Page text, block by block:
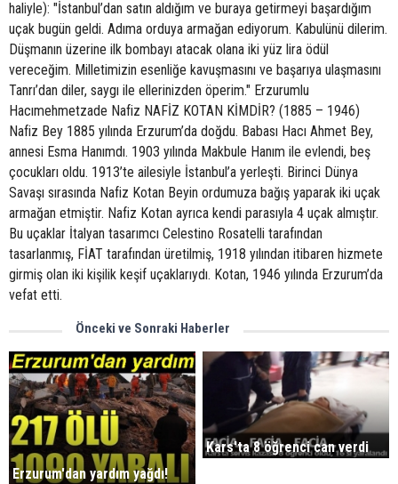
haliyle): "İstanbul’dan satın aldığım ve buraya getirmeyi başardığım
uçak bugün geldi. Adıma orduya armağan ediyorum. Kabulünü dilerim.
Düşmanın üzerine ilk bombayı atacak olana iki yüz lira ödül
vereceğim. Milletimizin esenliğe kavuşmasını ve başarıya ulaşmasını
Tanrı’dan diler, saygı ile ellerinizden öperim." Erzurumlu
Hacımehmetzade Nafiz NAFİZ KOTAN KİMDİR? (1885 – 1946)
Nafiz Bey 1885 yılında Erzurum’da doğdu. Babası Hacı Ahmet Bey,
annesi Esma Hanımdı. 1903 yılında Makbule Hanım ile evlendi, beş
çocukları oldu. 1913’te ailesiyle İstanbul’a yerleşti. Birinci Dünya
Savaşı sırasında Nafiz Kotan Beyin ordumuza bağış yaparak iki uçak
armağan etmiştir. Nafiz Kotan ayrıca kendi parasıyla 4 uçak almıştır.
Bu uçaklar İtalyan tasarımcı Celestino Rosatelli tarafından
tasarlanmış, FİAT tarafından üretilmiş, 1918 yılından itibaren hizmete
girmiş olan iki kişilik keşif uçaklarıydı. Kotan, 1946 yılında Erzurum’da
vefat etti.
Önceki ve Sonraki Haberler
Erzurum'dan yardım yağdı!
Kars'ta 8 öğrenci can verdi